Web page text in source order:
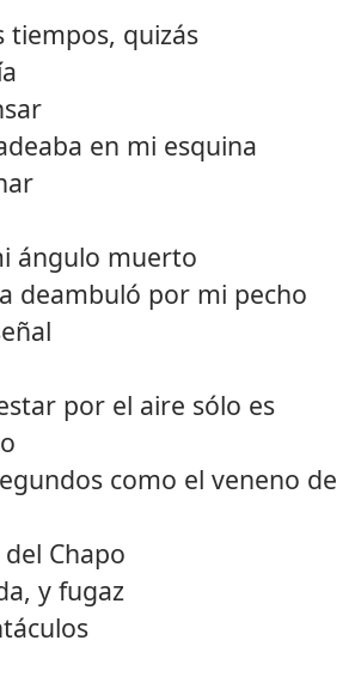
tiempos, quizás
en mi esquina
ángulo muerto
deambuló por mi pecho
por el aire sólo es
como el veneno de
Chapo
y fugaz